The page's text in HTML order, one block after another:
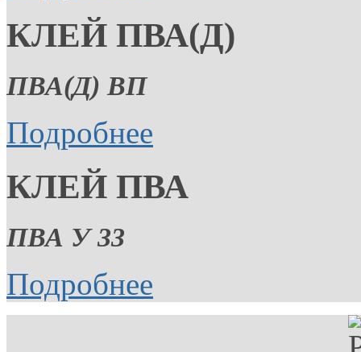
КЛЕЙ ПВА(Д)
ПВА(Д) ВП
Подробнее
КЛЕЙ ПВА
ПВА У 33
Подробнее